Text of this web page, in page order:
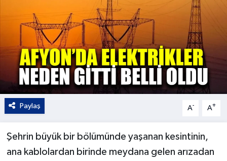
Paylaş A- A+
Şehrin büyük bir bölümünde yaşanan kesintinin,
ana kablolardan birinde meydana gelen arızadan
Yaşam